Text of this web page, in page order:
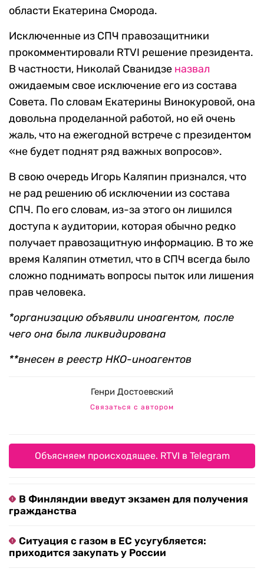
области Екатерина Сморода.
Исключенные из СПЧ правозащитники
прокомментировали RTVI решение президента.
В частности, Николай Сванидзе назвал
ожидаемым свое исключение его из состава
Совета. По словам Екатерины Винокуровой, она
довольна проделанной работой, но ей очень
жаль, что на ежегодной встрече с президентом
«не будет поднят ряд важных вопросов».
В свою очередь Игорь Каляпин признался, что
не рад решению об исключении из состава
СПЧ. По его словам, из-за этого он лишился
доступа к аудитории, которая обычно редко
получает правозащитную информацию. В то же
время Каляпин отметил, что в СПЧ всегда было
сложно поднимать вопросы пыток или лишения
прав человека.
*организацию объявили иноагентом, после
чего она была ликвидирована
**внесен в реестр НКО-иноагентов
Генри Достоевский
Связаться с автором
Объясняем происходящее. RTVI в Telegram
В Финляндии введут экзамен для получения
гражданства
Ситуация с газом в ЕС усугубляется:
приходится закупать у России